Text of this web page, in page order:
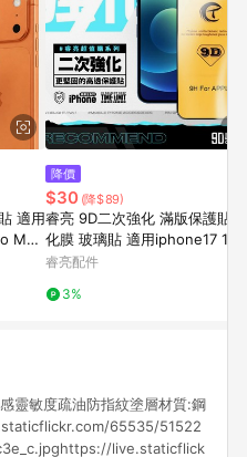
適用
Max
降價
$30 (降$89)
睿亮 9D二次強化 滿版保護貼 鋼
化膜 玻璃貼 適用iphone17 16 1
6e 15 14 13 12 11 pro Max XS
睿亮配件
3%
敏度疏油防指紋塗層材質:鋼
65535/51522
live.staticflick